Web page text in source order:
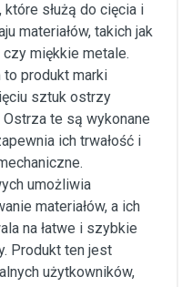
służą do cięcia i
materiałów, takich jak
miękkie metale.
produkt marki
sztuk ostrzy
Ostrza te są wykonane
ich trwałość i
umożliwia
materiałów, a ich
na łatwe i szybkie
Produkt ten jest
użytkowników,